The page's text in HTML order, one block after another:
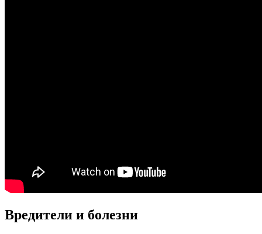
Вредители и болезни